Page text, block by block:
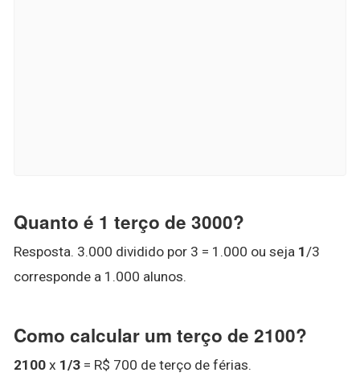
Quanto é 1 terço de 3000?
Resposta. 3.000 dividido por 3 = 1.000 ou seja 1 /3
corresponde a 1.000 alunos.
Como calcular um terço de 2100?
2100 x 1/3 = R$ 700 de terço de férias.